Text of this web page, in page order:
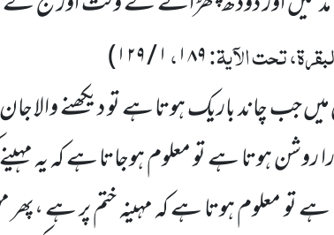
تحت الآیۃ:۱۸۹،۱ / ۱۲۹
)
میں جب چاند باریک ہوتا ہے تو دیکھنے والا
روشن ہوتا ہے تو معلومہوجاتا ہے کہ یہ
تو معلوم ہوتا ہے کہ مہینہ ختم پر ہے